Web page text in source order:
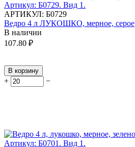
АРТИКУЛ: Б0729
Ведро 4 л ЛУКОШКО, мерное, серое
В наличии
107.80 ₽
В корзину
+ −